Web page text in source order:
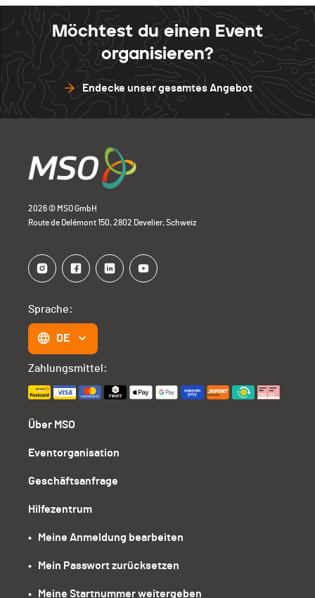
Möchtest du einen Event
organisieren?
Endecke unser gesamtes Angebot
2026 © MSO GmbH
Route de Delémont 150, 2802 Develier, Schweiz
Über MSO
Eventorganisation
Geschäftsanfrage
Hilfezentrum
•   Meine Anmeldung bearbeiten
•   Mein Passwort zurücksetzen
•   Meine Startnummer weitergeben
Sprache:
DE
Zahlungsmittel: